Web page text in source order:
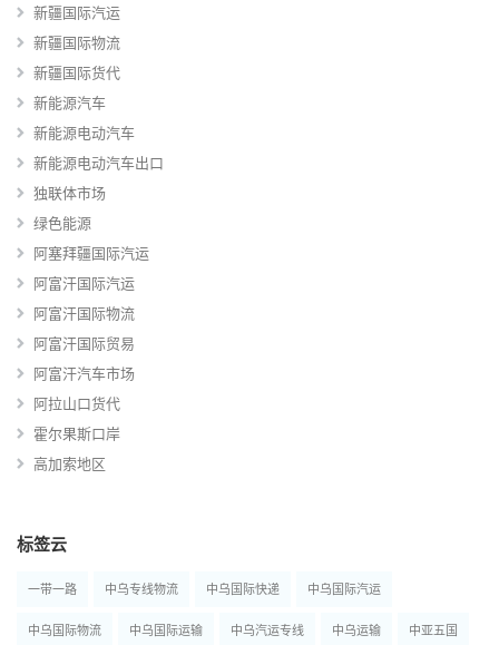
新疆国际汽运
新疆国际物流
新疆国际货代
新能源汽车
新能源电动汽车
新能源电动汽车出口
独联体市场
绿色能源
阿塞拜疆国际汽运
阿富汗国际汽运
阿富汗国际物流
阿富汗国际贸易
阿富汗汽车市场
阿拉山口货代
霍尔果斯口岸
高加索地区
标签云
一带一路 中乌专线物流 中乌国际快递 中乌国际汽运
中乌国际物流 中乌国际运输 中乌汽运专线 中乌运输 中亚五国